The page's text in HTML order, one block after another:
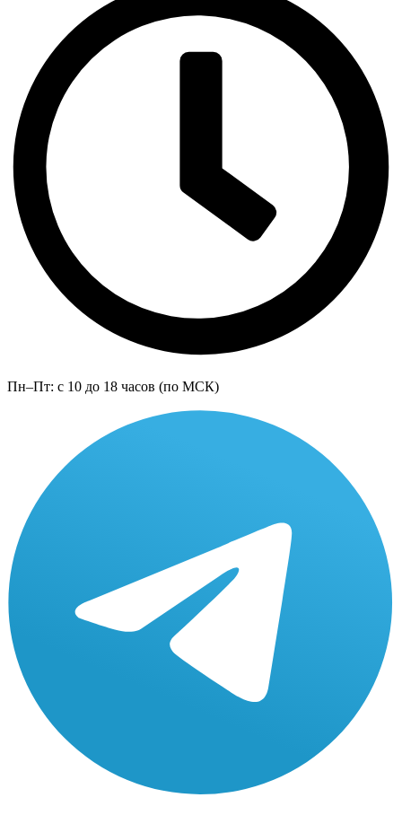
Пн–Пт: с 10 до 18 часов (по МСК)